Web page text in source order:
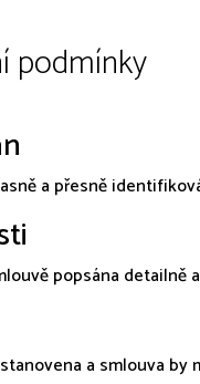
podmínky
a přesně
popsána detailně
a smlouva